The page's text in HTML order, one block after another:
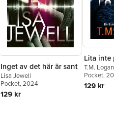
Inget av det här är sant
Lisa Jewell
Pocket, 2024
129 kr
Lita inte
T.M. Logan
Pocket,
129 kr